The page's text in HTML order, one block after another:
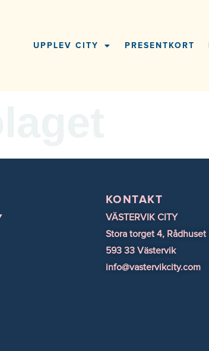
UPPLEV CITY PRESENTKORT
KONTAKT
VÄSTERVIK CITY
Stora torget 4, Rådhuset
593 33 Västervik
info@vastervikcity.com